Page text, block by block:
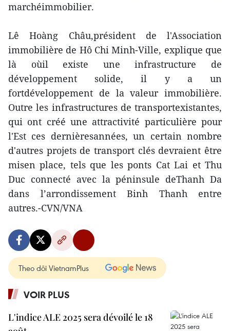
marchéimmobilier.
Lê Hoàng Châu,président de l'Association
immobilière de Hô Chi Minh-Ville, explique que
là oùil existe une infrastructure de
développement solide, il y a un
fortdéveloppement de la valeur immobilière.
Outre les infrastructures de transportexistantes,
qui ont créé une attractivité particulière pour
l'Est ces dernièresannées, un certain nombre
d'autres projets de transport clés devraient être
misen place, tels que les ponts Cat Lai et Thu
Duc connecté avec la péninsule deThanh Da
dans l’arrondissement Binh Thanh entre
autres.-CVN/VNA
Theo dõi VietnamPlus
VOIR PLUS
L'indice ALE 2025 sera dévoilé le 18